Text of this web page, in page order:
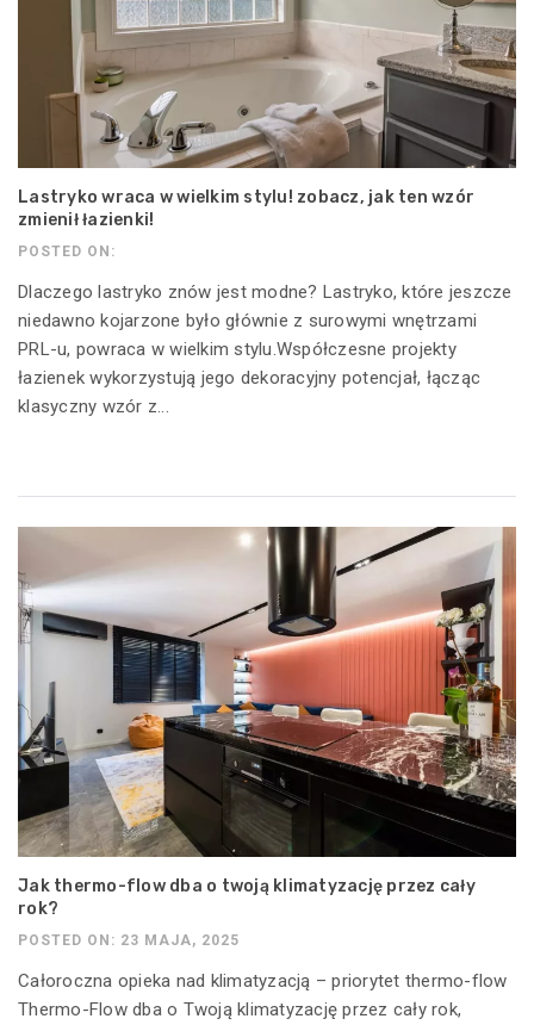
Lastryko wraca w wielkim stylu! zobacz, jak ten wzór
zmienił łazienki!
POSTED ON:
Dlaczego lastryko znów jest modne? Lastryko, które jeszcze
niedawno kojarzone było głównie z surowymi wnętrzami
PRL-u, powraca w wielkim stylu.Współczesne projekty
łazienek wykorzystują jego dekoracyjny potencjał, łącząc
klasyczny wzór z...
Jak thermo-flow dba o twoją klimatyzację przez cały
rok?
POSTED ON: 23 MAJA, 2025
Całoroczna opieka nad klimatyzacją – priorytet thermo-flow
Thermo-Flow dba o Twoją klimatyzację przez cały rok,